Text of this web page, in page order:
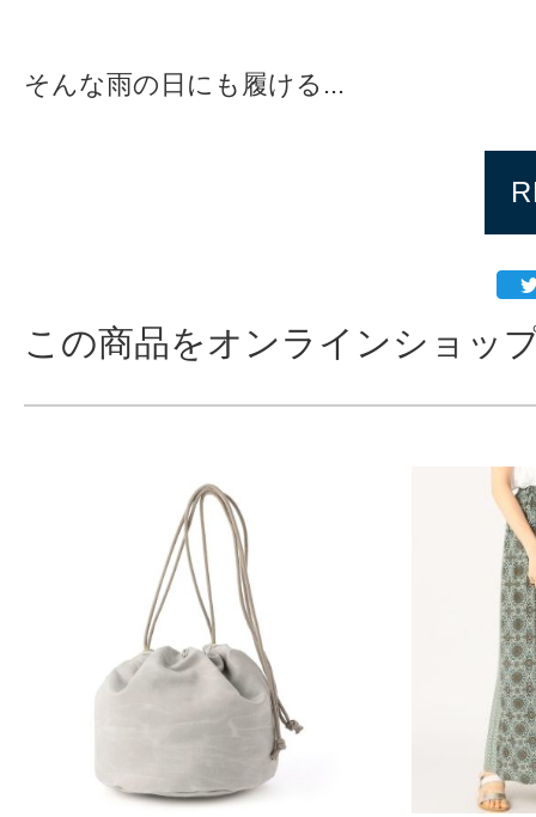
そんな雨の日にも履ける...
この商品をオンラインショッ